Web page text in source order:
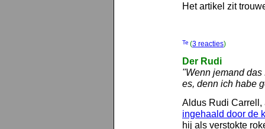
Het artikel zit
(3 reacties)
Der Rudi
"Wenn jemand
es, denn ich habe
Aldus Rudi
ingehaald door de
hij als verstokte